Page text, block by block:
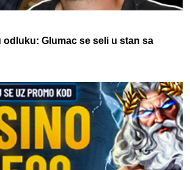
odluku: Glumac se seli u stan sa